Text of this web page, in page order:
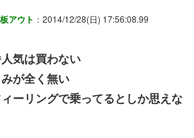
アウト ：2014/12/28(日) 17:56:08.99
気は買わない
が全く無い
ーリングで乗ってるとしか思えな